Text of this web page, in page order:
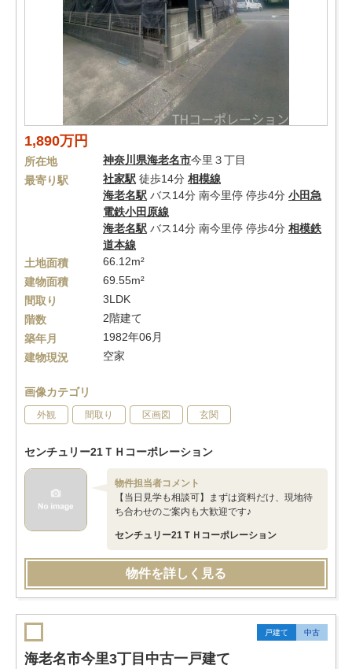
1,890万円
所在地 神奈川県海老名市今里３丁目
最寄り駅
社家駅 徒歩14分 相模線
海老名駅 バス14分 南今里停 停歩4分 小田急
電鉄小田原線
海老名駅 バス14分 南今里停 停歩4分 相模鉄
道本線
土地面積
66.12m²
建物面積
69.55m²
間取り
3LDK
階数
2階建て
築年月
1982年06月
建物現況
空家
画像カテゴリ
外観 間取り 区画図 玄関
センチュリー21ＴＨコーポレーション
物件担当者コメント
【当日見学も相談可】まずは資料だけ、現地待
ち合わせのご案内も大歓迎です♪
センチュリー21ＴＨコーポレーション
物件を詳しく見る
戸建て 中古
海老名市今里3丁目中古一戸建て